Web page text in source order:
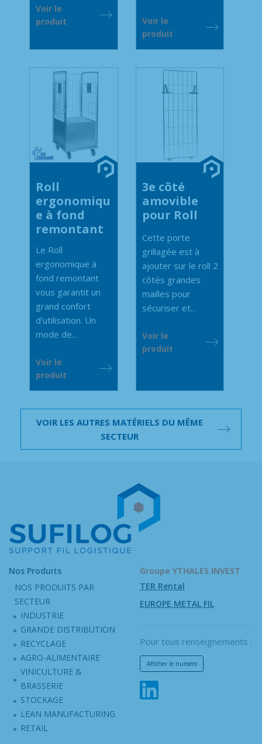
Voir le
produit
Voir le
produit
Roll
ergonomiqu
e à fond
remontant
Le Roll
ergonomique à
fond remontant
vous garantit un
grand confort
d'utilisation. Un
mode de...
Voir le
produit
3e côté
amovible
pour Roll
Cette porte
grillagée est à
ajouter sur le roll 2
côtés grandes
mailles pour
sécuriser et...
Voir le
produit
VOIR LES AUTRES MATÉRIELS DU MÊME
SECTEUR
Nos Produits
NOS PRODUITS PAR
SECTEUR
INDUSTRIE
GRANDE DISTRIBUTION
RECYCLAGE
AGRO-ALIMENTAIRE
VINICULTURE &
BRASSERIE
STOCKAGE
LEAN MANUFACTURING
RETAIL
Groupe YTHALES INVEST
TER Rental
EUROPE METAL FIL
Pour tous renseignements :
Afficher le numéro